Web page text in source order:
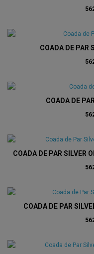
COADA DE PAR
COADA DE
COADA DE PAR SILVER
COADA DE PAR